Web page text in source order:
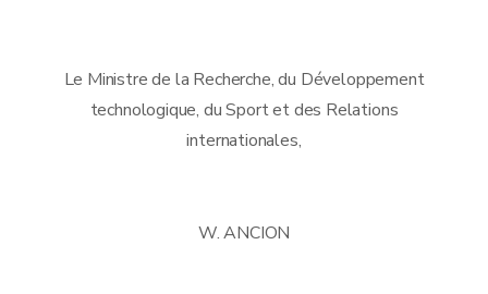
Le Ministre de la Recherche, du Développement
technologique, du Sport et des Relations
internationales,
W. ANCION